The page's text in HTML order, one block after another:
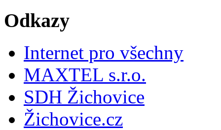
Odkazy
Internet pro všechny
MAXTEL s.r.o.
SDH Žichovice
Žichovice.cz